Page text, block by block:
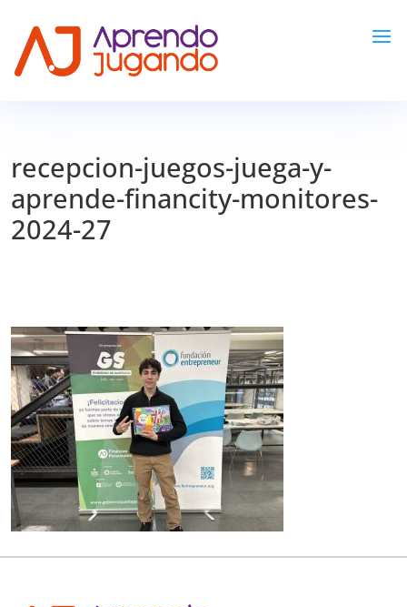
recepcion-juegos-juega-y-
aprende-financity-monitores-
2024-27